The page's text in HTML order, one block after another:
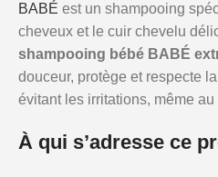
BABÉ est un shampooing
cheveux et le cuir chevelu
shampooing bébé BABÉ
douceur, protège et respecte
évitant les irritations, même
À qui s’adresse ce